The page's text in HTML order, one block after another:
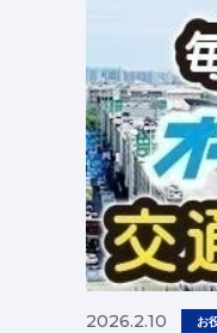
2026.2.10 お